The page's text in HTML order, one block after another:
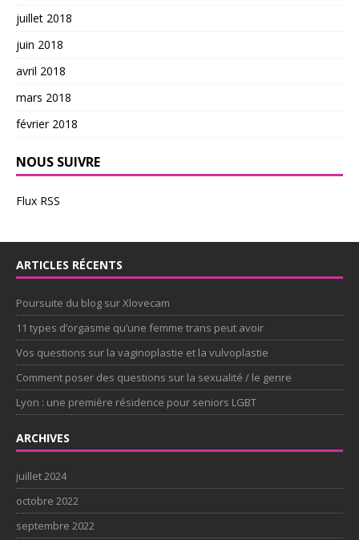
juillet 2018
juin 2018
avril 2018
mars 2018
février 2018
NOUS SUIVRE
Flux RSS
ARTICLES RÉCENTS
Poursuite du blog sur Xlovecam
11 types d’orgasme qu’une femme trans peut avoir
Vos questions sur la vaginoplastie et la vulvoplastie
Comment poser des questions sur la sexualité / le genre
Lyon : une première résidence pour seniors LGBT
ARCHIVES
juillet 2024
octobre 2022
septembre 2022